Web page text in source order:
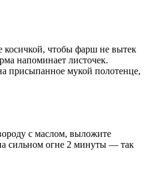
косичкой, чтобы фарш не вытек
напоминает листочек.
присыпанное мукой полотенце,
с маслом, выложите
сильном огне 2 минуты — так